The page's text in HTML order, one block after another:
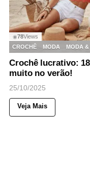
◉78Views
CROCHÊ
MODA MODA &
Crochê lucrativo:
muito no verão!
25/10/2025
Veja Mais